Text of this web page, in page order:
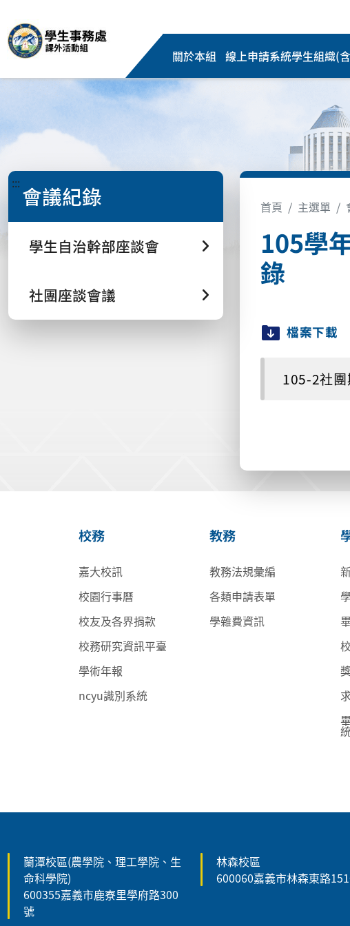
關於本組 線上申請系統學生組織(
::: 會議紀錄
學生自治幹部座談會
社團座談會議
首頁 主選單
105學
錄
檔案下載
105-2社
校務
嘉大校訊
校園行事曆
校友及各界捐款
校務研究資訊平臺
學術年報
ncyu識別系統
教務
教務法規彙編
各類申請表單
學雜費資訊
蘭潭校區(農學院、理工學院、生
命科學院)
600355嘉義市鹿寮里學府路300
號
林森校區
600060嘉義市林森東路